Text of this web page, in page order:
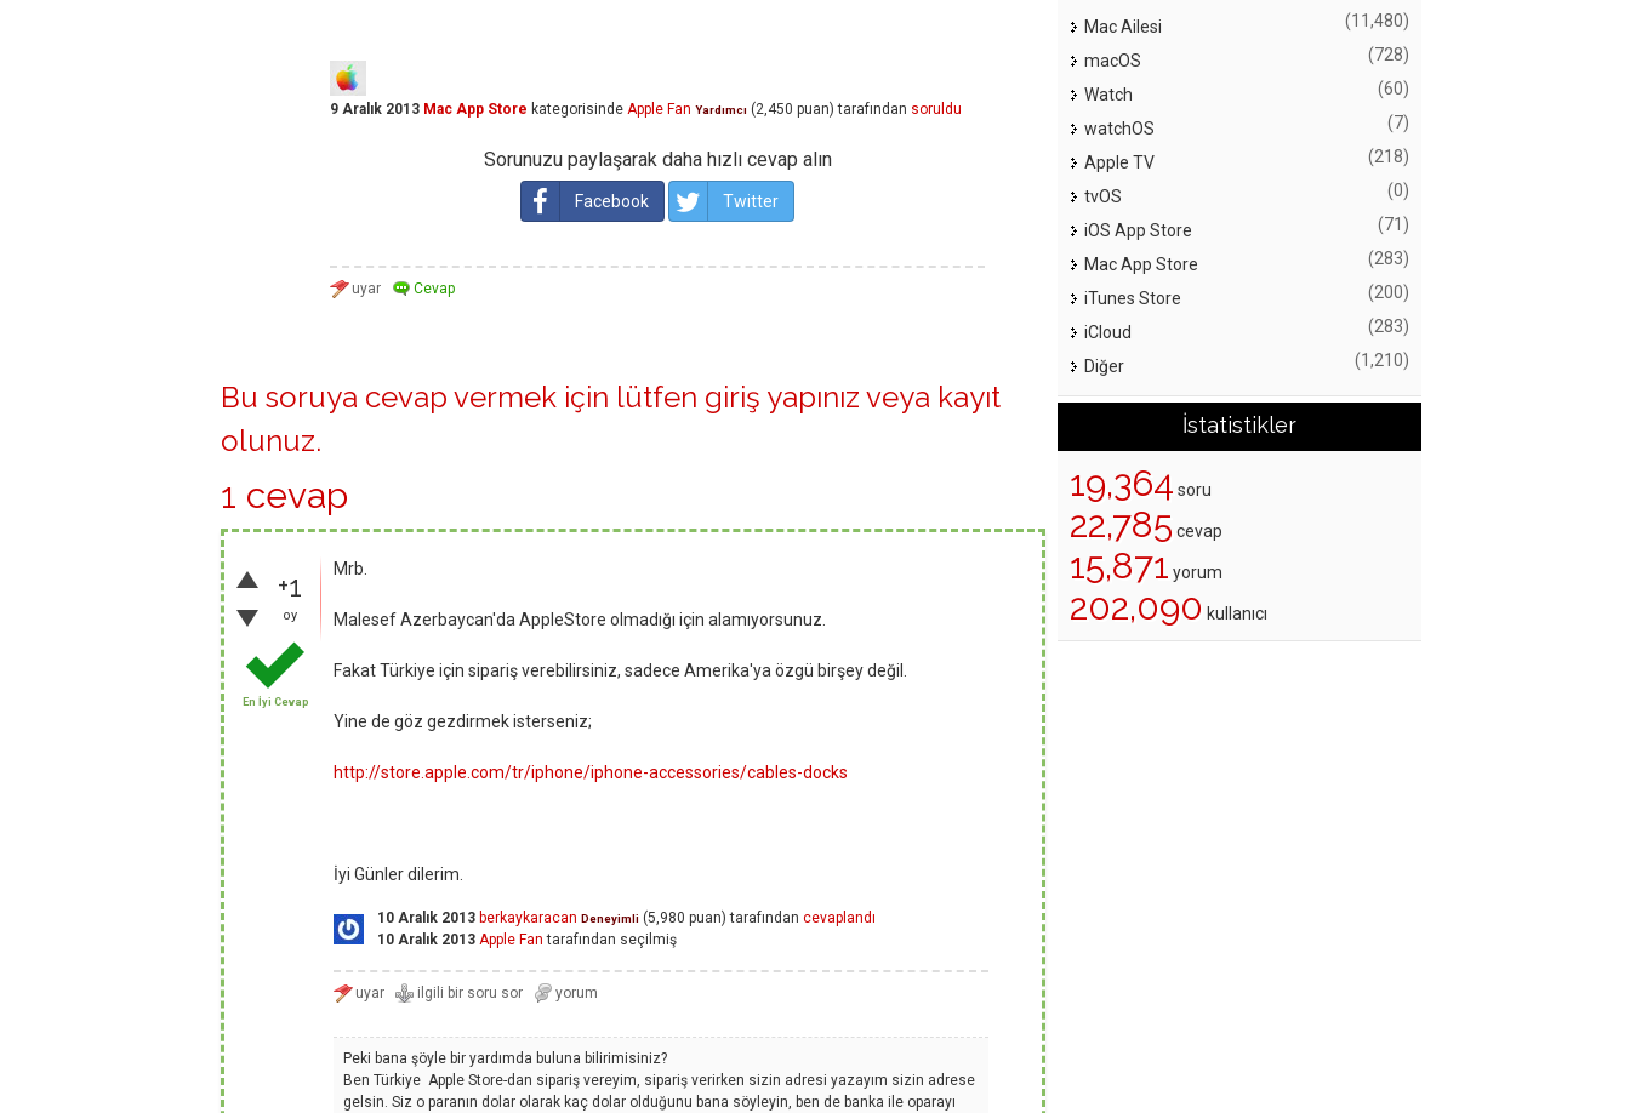
9 Aralık 2013 Mac App Store kategorisinde Apple Fan Yardımcı (2,450 puan) tarafından soruldu
Sorunuzu paylaşarak daha hızlı cevap alın
Facebook Twitter
Bu soruya cevap vermek için lütfen giriş yapınız veya kayıt
olunuz.
1 cevap
+1
oy
En İyi Cevap
Mrb.
Malesef Azerbaycan'da AppleStore olmadığı için alamıyorsunuz.
Fakat Türkiye için sipariş verebilirsiniz, sadece Amerika'ya özgü birşey değil.
Yine de göz gezdirmek isterseniz;
http://store.apple.com/tr/iphone/iphone-accessories/cables-docks
İyi Günler dilerim.
10 Aralık 2013 berkaykaracan Deneyimli (5,980 puan) tarafından cevaplandı
10 Aralık 2013 Apple Fan tarafından seçilmiş
Peki bana şöyle bir yardımda buluna bilirimisiniz?
Ben Türkiye Apple Store-dan sipariş vereyim, sipariş verirken sizin adresi yazayım sizin adrese
gelsin. Siz o paranın dolar olarak kaç dolar olduğunu bana söyleyin, ben de banka ile oparayı
Mac Ailesi (11,480)
macOS (728)
Watch (60)
watchOS (7)
Apple TV (218)
tvOS (0)
iOS App Store (71)
Mac App Store (283)
iTunes Store (200)
iCloud (283)
Diğer (1,210)
İstatistikler
19,364 soru
22,785 cevap
15,871 yorum
202,090 kullanıcı